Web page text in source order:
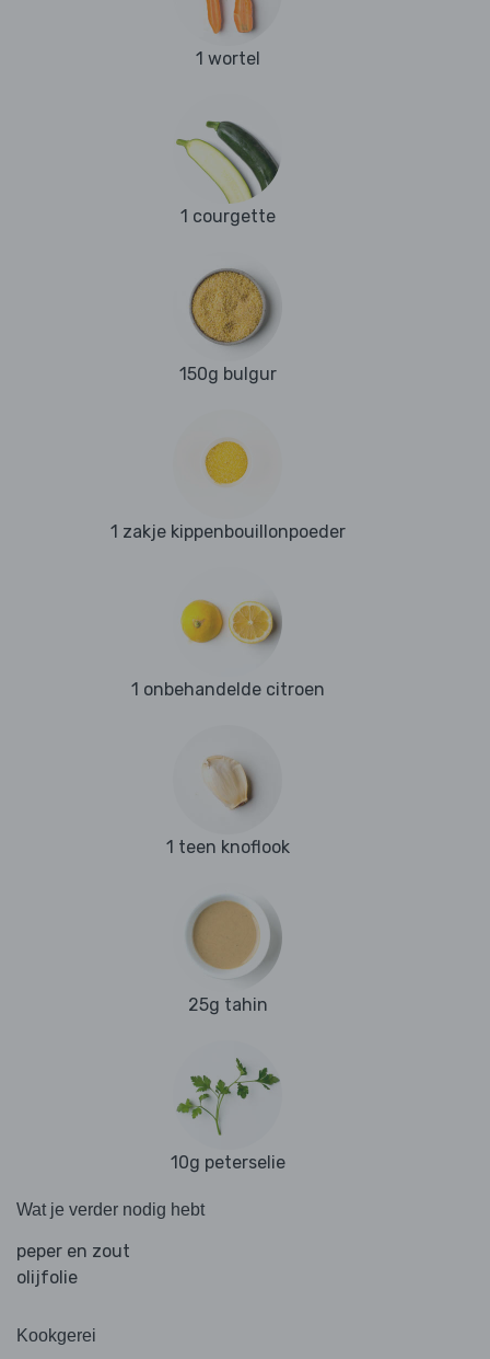
1 wortel
1 courgette
150g bulgur
1 zakje kippenbouillonpoeder
1 onbehandelde citroen
1 teen knoflook
25g tahin
10g peterselie
Wat je verder nodig hebt
peper en zout
olijfolie
Kookgerei